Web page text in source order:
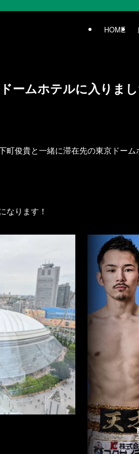
HOME
ームホテルに入りまし
俊貴と一緒に滞在先の東京ドーム
なります！